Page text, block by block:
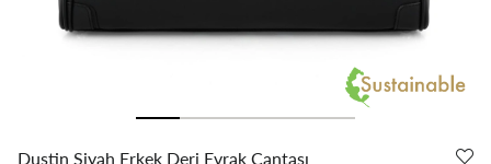
Dustin Siyah Erkek Deri Evrak Çantası